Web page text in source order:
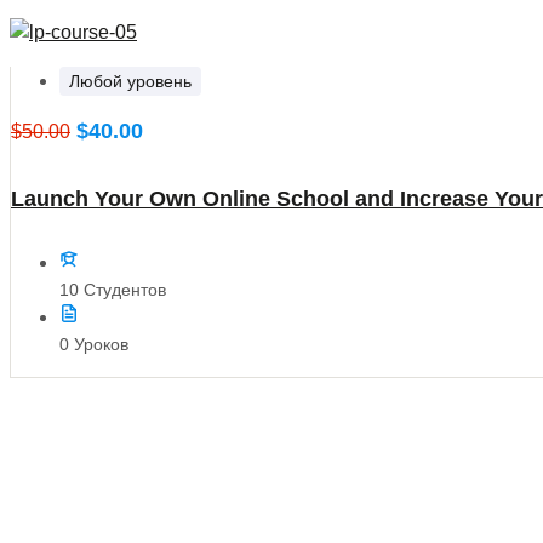
Любой уровень
$50.00 $40.00
Launch Your Own Online School and Increase
10 Студентов
0 Уроков